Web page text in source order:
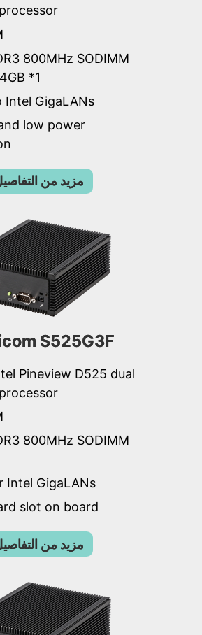
800MHz SODIMM
*1
GigaLANs
low power
مزيد من
S525G3F
Pineview D525 dual
800MHz SODIMM
Intel GigaLANs
slot on board
مزيد من